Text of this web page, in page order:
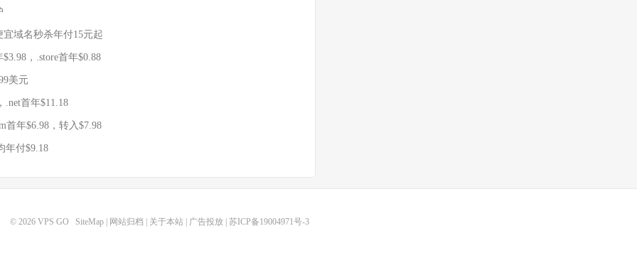
宜域名秒杀年付15元起
，.store首年$0.88
美元
.net首年$11.18
首年$6.98，转入$7.98
年付$9.18
© 2026 VPS GO SiteMap| 网站归档 关于本站| 广告投放| 苏ICP备19004971号-3